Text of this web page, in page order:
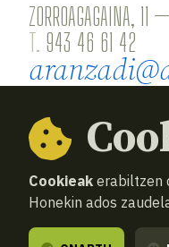
ZORROAGAGAINA,
T. 943 46 61 42
Cookieak erabiltzen
Honekin ados